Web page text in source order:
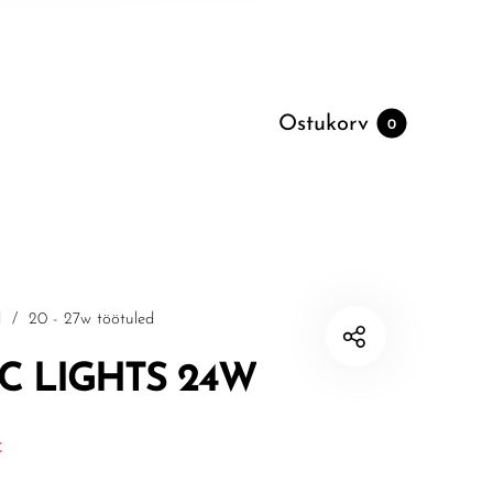
Ostukorv 0
/ 20 - 27w töötuled
LIGHTS 24W
oli: 126.48€.